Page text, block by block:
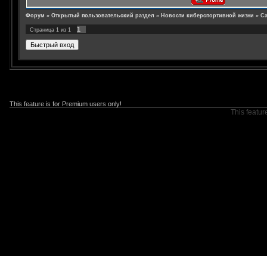
Форум » Открытый пользовательский раздел » Новости киберспортивной жизни »
Страница 1 из 1 1
This feature is for Premium users only!
This